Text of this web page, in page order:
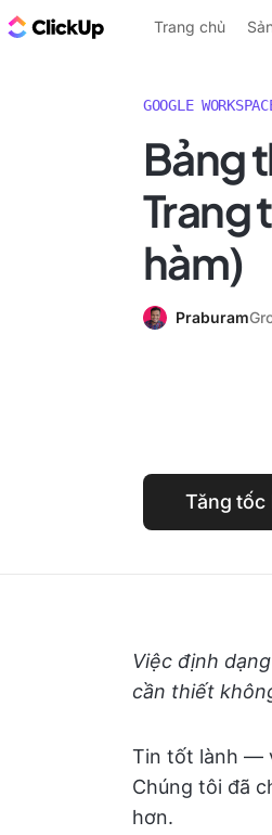
ClickUp Blog
Trang chủ
GOOGLE
Bảng
Trang
hàm)
Praburam
Tăng tốc
Việc định
cần thiết
Tin tốt lành —
Chúng tôi đã
hơn.